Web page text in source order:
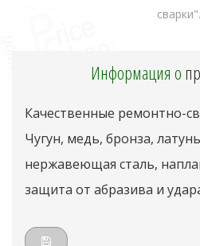
сварки".
Информация о
Качественные ремонтно-
Чугун, медь, бронза,
нержавеющая сталь,
защита от абразива и